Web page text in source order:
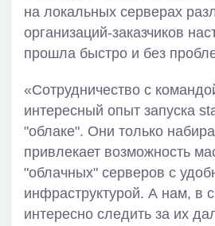
на локальных серверах
организаций-заказчиков
прошла быстро и без
«Сотрудничество с
интересный опыт запуска
"облаке". Они только
привлекает возможность
"облачных" серверов с
инфраструктурой. А нам, в
интересно следить за их